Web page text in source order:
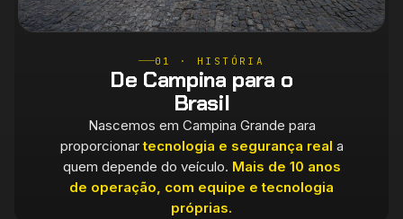
01 · HISTÓRIA
De Campina para o
Brasil
Nascemos em Campina Grande para
proporcionartecnologia e segurança real a
quem depende do veículo. Mais de 10 anos
de operação, com equipe e tecnologia
próprias.